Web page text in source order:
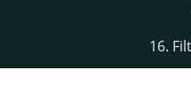
16.